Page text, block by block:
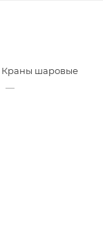
Краны шаровые
—